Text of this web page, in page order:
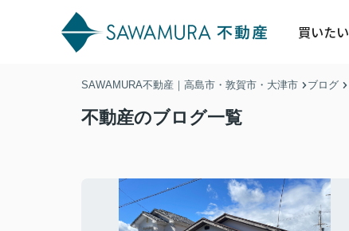
買いたい
SAWAMURA不動産｜高島市・敦賀市・大津市 ブログ
不動産のブログ一覧